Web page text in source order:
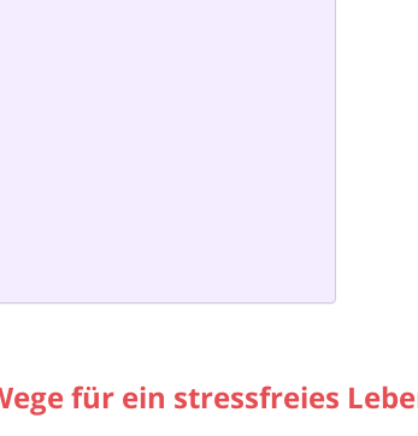
für ein stressfreies